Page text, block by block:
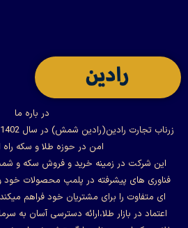
در باره ما
امن در حوزه طلا و سکه راه
این شرکت در زمینه خرید و فروش سکه و
فناوری های پیشرفته در پلمپ محصولات خود و
ای متفاوت را برای مشتریان خود فراهم
اعتماد در بازار طلا،ارائه دسترسی آسان به